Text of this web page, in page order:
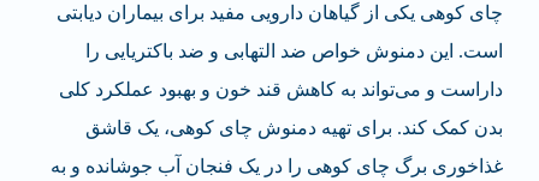
چای کوهی یکی از گیاهان دارویی مفید برای بیماران دیابتی
است. این دمنوش خواص ضد التهابی و ضد باکتریایی را
داراست و می‌تواند به کاهش قند خون و بهبود عملکرد کلی
بدن کمک کند. برای تهیه دمنوش چای کوهی، یک قاشق
غذاخوری برگ چای کوهی را در یک فنجان آب جوشانده و به